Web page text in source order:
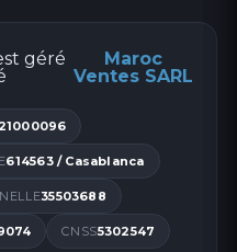
géré
Maroc
Ventes SARL
614563 / Casablanca
35503688
CNSS5302547